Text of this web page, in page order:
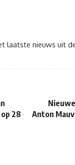
laatste nieuws uit
28
Anton